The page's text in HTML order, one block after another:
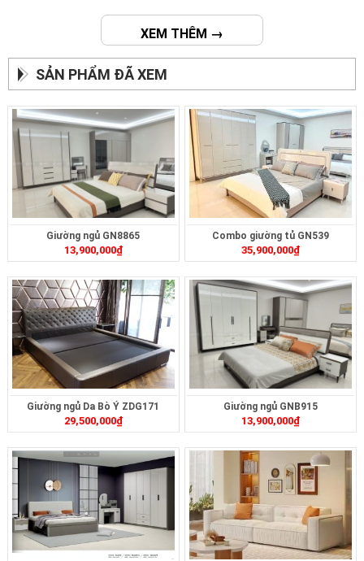
XEM THÊM →
SẢN PHẨM ĐÃ XEM
Giường ngủ GN8865
13,900,000₫
Combo giường tủ GN539
35,900,000₫
Giường ngủ Da Bò Ý ZDG171
29,500,000₫
Giường ngủ GNB915
13,900,000₫